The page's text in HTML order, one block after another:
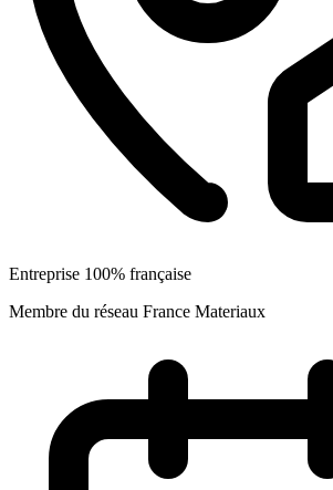
Entreprise 100% française
Membre du réseau France Materiaux